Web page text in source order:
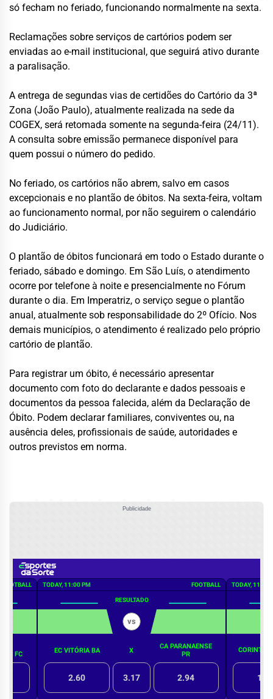
só fecham no feriado, funcionando normalmente na sexta.
Reclamações sobre serviços de cartórios podem ser
enviadas ao e-mail institucional, que seguirá ativo durante
a paralisação.
A entrega de segundas vias de certidões do Cartório da 3ª
Zona (João Paulo), atualmente realizada na sede da
COGEX, será retomada somente na segunda-feira (24/11).
A consulta sobre emissão permanece disponível para
quem possui o número do pedido.
No feriado, os cartórios não abrem, salvo em casos
excepcionais e no plantão de óbitos. Na sexta-feira, voltam
ao funcionamento normal, por não seguirem o calendário
do Judiciário.
O plantão de óbitos funcionará em todo o Estado durante o
feriado, sábado e domingo. Em São Luís, o atendimento
ocorre por telefone à noite e presencialmente no Fórum
durante o dia. Em Imperatriz, o serviço segue o plantão
anual, atualmente sob responsabilidade do 2º Ofício. Nos
demais municípios, o atendimento é realizado pelo próprio
cartório de plantão.
Para registrar um óbito, é necessário apresentar
documento com foto do declarante e dados pessoais e
documentos da pessoa falecida, além da Declaração de
Óbito. Podem declarar familiares, conviventes ou, na
ausência deles, profissionais de saúde, autoridades e
outros previstos em norma.
Publicidade